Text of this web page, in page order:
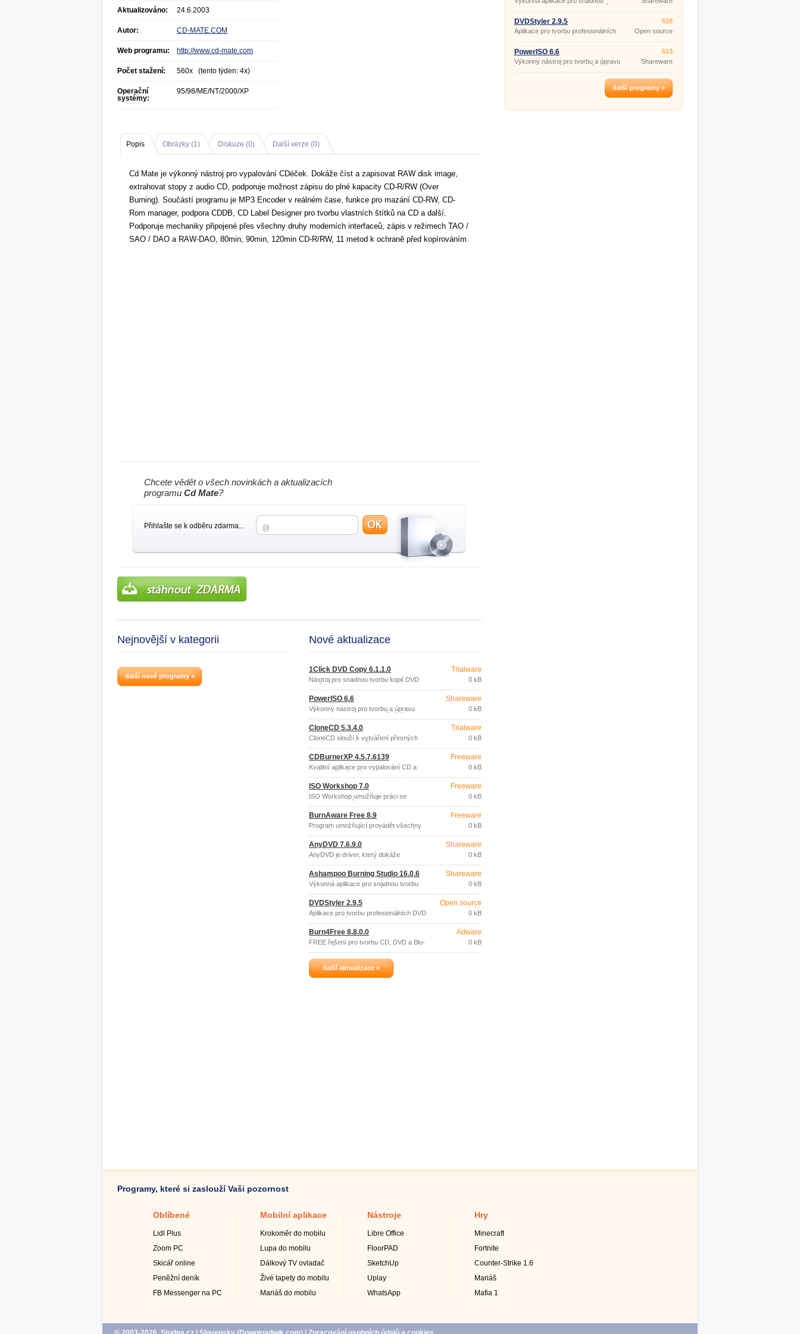
Aktualizováno: 24.6.2003
Autor: CD-MATE.COM
Web programu: http://www.cd-mate.com
Počet stažení: 560x (tento týden: 4x)
Operační
systémy:
95/98/ME/NT/2000/XP
Popis Obrázky (1) Diskuze (0) Další verze (0)
Cd Mate je výkonný nástroj pro vypalování CDéček. Dokáže číst a zapisovat RAW disk image,
extrahovat stopy z audio CD, podporuje možnost zápisu do plné kapacity CD-R/RW (Over
Burning). Součástí programu je MP3 Encoder v reálném čase, funkce pro mazání CD-RW, CD-
Rom manager, podpora CDDB, CD Label Designer pro tvorbu vlastních štítků na CD a další.
Podporuje mechaniky připojené přes všechny druhy moderních interfaceů, zápis v režimech TAO /
SAO / DAO a RAW-DAO, 80min, 90min, 120min CD-R/RW, 11 metod k ochraně před kopírováním.
Chcete vědět o všech novinkách a aktualizacích
programu Cd Mate?
Přihlašte se k odběru zdarma...
Nejnovější v kategorii
další nové programy »
Nové aktualizace
1Click DVD Copy 6.1.1.0
Nástroj pro snadnou tvorbu kopií DVD
filmů.
Trialware
0 kB
PowerISO 6.6
Výkonný nástroj pro tvorbu a úpravu
CD/DVD/BD image souborů většiny
formátů (ISO, BIN, NRG, CDI, DAA, …).
Shareware
0 kB
CloneCD 5.3.4.0
CloneCD slouží k vytváření přesných
kopií CD i DVD disků.
Trialware
0 kB
CDBurnerXP 4.5.7.6139
Kvalitní aplikace pro vypalování CD a
DVD disků, včetně Blu-Ray a HD-DVD
disků.
Freeware
0 kB
ISO Workshop 7.0
ISO Workshop umožňuje práci se
soubory obrazů CD, DVD nebo BD
disků: extrakci souborů a složek,
konverzi do formátu ISO nebo BIN,
vypalování ISO nebo CUE/BIN obrazů
na disk.
Freeware
0 kB
BurnAware Free 8.9
Program umožňující provádět všechny
obvyklé operace spojené s vypalováním
CD, DVD a Blu-ray disků: zápis na
všechny typy CD/DVD/Blu-Ray disků,
tvorba zvukových CD a DVD video
disků, tvorba a vypalování obrazů disků,
kopírování CD a DVD disků, tvorba
bootovacích disků.
Freeware
0 kB
AnyDVD 7.6.9.0
AnyDVD je driver, který dokáže
automaticky, na pozadí, dešifrovat DVD
filmy i chráněná zvuková CD tak, že se
jeví všem aplikacím i systému Windows
jako nechráněná a bez nastaveného
kódu regionu.
Shareware
0 kB
Ashampoo Burning Studio 16.0.6
Výkonná aplikace pro snadnou tvorbu
DVD, CD a Blu-Ray disků.
Shareware
0 kB
DVDStyler 2.9.5
Aplikace pro tvorbu profesionálních DVD
s interaktivním menu.
Open source
(gpl)
0 kB
Burn4Free 8.8.0.0
FREE řešení pro tvorbu CD, DVD a Blu-
ray disků.
Adware
0 kB
další aktualizace »
tvorbu DVD, CD a Blu-Ray disků.
DVDStyler 2.9.5
Aplikace pro tvorbu profesionálních
DVD s interaktivním menu.
618
Open source
PowerISO 6.6
Výkonný nástroj pro tvorbu a úpravu
CD/DVD/BD image souborů většiny
613
Shareware
další programy »
Programy, které si zaslouží Vaši pozornost
Oblíbené
Lidl Plus
Zoom PC
Skicář online
Peněžní deník
FB Messenger na PC
Mobilní aplikace
Krokoměr do mobilu
Lupa do mobilu
Dálkový TV ovladač
Živé tapety do mobilu
Mariáš do mobilu
Nástroje
Libre Office
FloorPAD
SketchUp
Uplay
WhatsApp
Hry
Minecraft
Fortnite
Counter-Strike 1.6
Mariáš
Mafia 1